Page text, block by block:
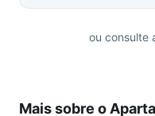
ou consulte
Mais sobre o